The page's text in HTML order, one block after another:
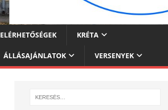
ELÉRHETŐSÉGEK KRÉTA
ÁLLÁSAJÁNLATOK VERSENYEK